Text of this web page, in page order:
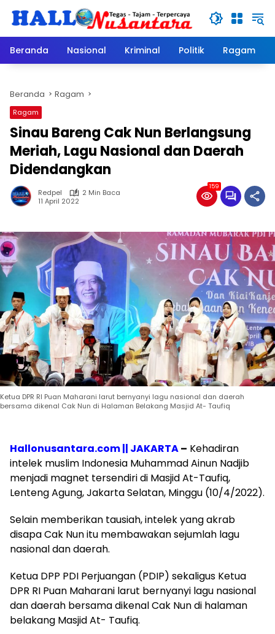
Beranda
Nasional Kriminal Politik Ragam
Beranda Ragam
Ragam
Sinau Bareng Cak Nun Berlangsung
Meriah, Lagu Nasional dan Daerah
Didendangkan
Redpel
2 Min Baca
11 April 2022
159
Ketua DPR RI Puan Maharani larut bernyanyi lagu nasional dan daerah
bersama dikenal Cak Nun di Halaman Belakang Masjid At- Taufiq
Hallonusantara.com || JAKARTA– Kehadiran
intelek muslim Indonesia Muhammad Ainun Nadjib
menjadi magnet tersendiri di Masjid At-Taufiq,
Lenteng Agung, Jakarta Selatan, Minggu (10/4/2022).
Selain memberikan tausiah, intelek yang akrab
disapa Cak Nun itu membawakan sejumlah lagu
nasional dan daerah.
Ketua DPP PDI Perjuangan (PDIP) sekaligus Ketua
DPR RI Puan Maharani larut bernyanyi lagu nasional
dan daerah bersama dikenal Cak Nun di halaman
belakang Masjid At- Taufiq.